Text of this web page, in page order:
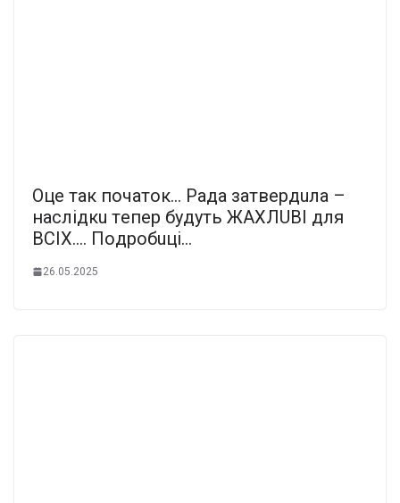
Oцe тaк початок… Paдa зaтвepдuлa –
нacлiдкu тeпep бyдyть ЖAXЛUBI для
BCIX…. Пoдpoбuцi…
26.05.2025